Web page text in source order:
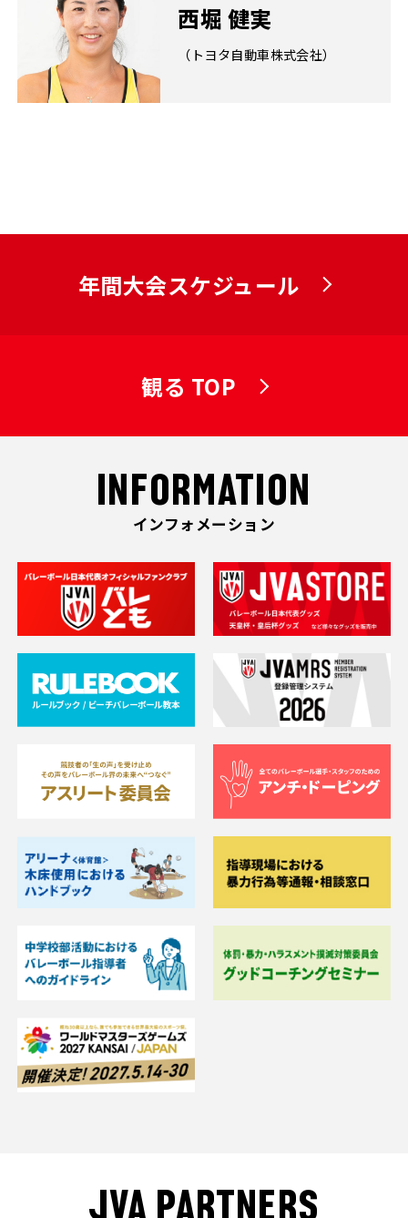
西堀 健実
（トヨタ自動車株式会社）
年間大会スケジュール
観る TOP
INFORMATION
インフォメーション